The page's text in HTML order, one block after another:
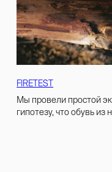
FIRETEST
Мы провели простой
гипотезу, что обувь из